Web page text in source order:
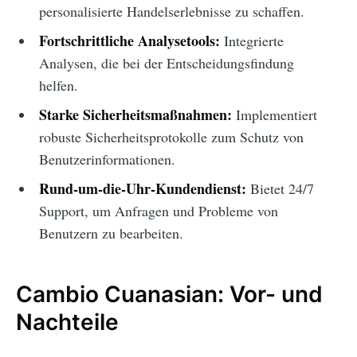
personalisierte Handelserlebnisse zu schaffen.
Fortschrittliche Analysetools: Integrierte
Analysen, die bei der Entscheidungsfindung
helfen.
Starke Sicherheitsmaßnahmen: Implementiert
robuste Sicherheitsprotokolle zum Schutz von
Benutzerinformationen.
Rund-um-die-Uhr-Kundendienst: Bietet 24/7
Support, um Anfragen und Probleme von
Benutzern zu bearbeiten.
Cambio Cuanasian: Vor- und
Nachteile